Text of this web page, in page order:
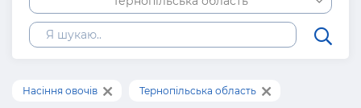
Насіння овочів Тернопільська область